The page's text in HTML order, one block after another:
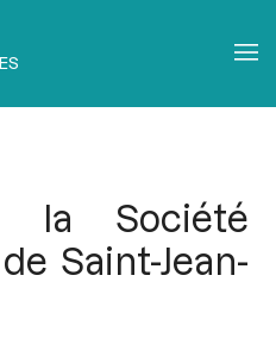
la Société
Saint-Jean-